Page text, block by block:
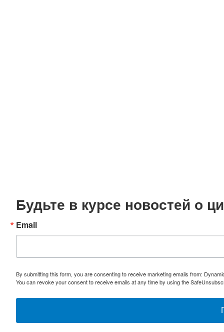
Будьте в курсе новостей о
Email
By submitting this form, you are consenting to receive marketing emails from:
You can revoke your consent to receive emails at any time by using the